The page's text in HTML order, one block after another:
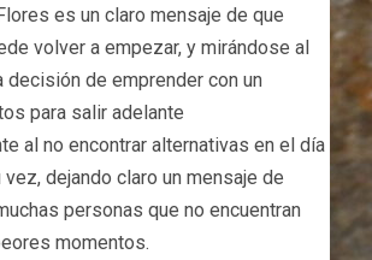
es un claro mensaje de que
volver a empezar, y mirándose al
decisión de emprender con un
para salir adelante
al no encontrar alternativas en el día
vez, dejando claro un mensaje de
personas que no encuentran
momentos.